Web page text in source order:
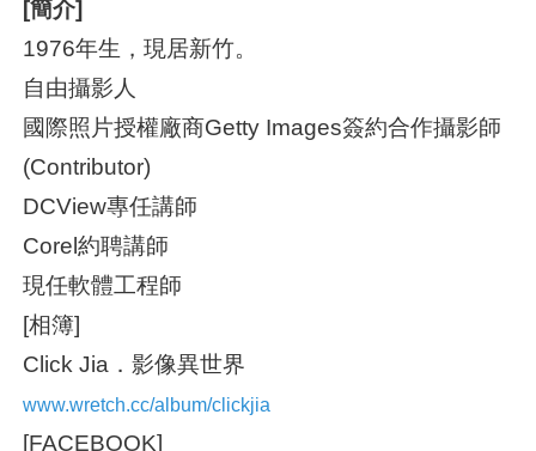
[簡介]
1976年生，現居新竹。
自由攝影人
國際照片授權廠商Getty Images簽約合作攝影師
(Contributor)
DCView專任講師
Corel約聘講師
現任軟體工程師
[相簿]
Click Jia．影像異世界
www.wretch.cc/album/clickjia
[FACEBOOK]